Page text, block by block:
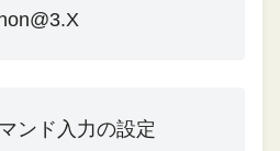
ンド入力の設定